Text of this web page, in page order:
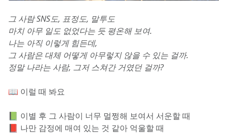
그 사람 SNS도, 표정도, 말투도
마치 아무 일도 없었다는 듯 평온해 보여.
나는 아직 이렇게 힘든데,
그 사람은 대체 어떻게 아무렇지 않을 수 있는 걸까.
정말 나라는 사람, 그저 스쳐간 거였던 걸까?
📖 이럴 때 봐요
📗 이별 후 그 사람이 너무 멀쩡해 보여서 서운할 때
📕 나만 감정에 매여 있는 것 같아 억울할 때